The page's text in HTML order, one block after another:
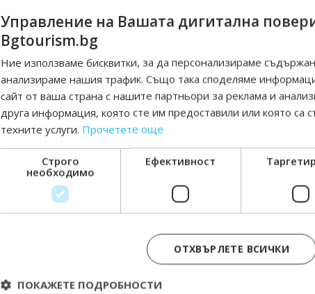
Управление на Вашата дигитална
Bgtourism.bg
Ние използваме бисквитки, за да персонализираме
анализираме нашия трафик. Също така споделяме
сайт от ваша страна с нашите партньори за реклама и
друга информация, която сте им предоставили или която са
техните услуги. Прочетете още
Строго
необходимо
Ефективност
ОТХВЪРЛЕТЕ ВСИЧКИ
ПОКАЖЕТЕ ПОДРОБНОСТИ